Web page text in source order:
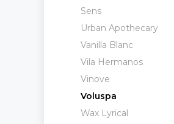
Sens
Urban Apothecary
Vanilla Blanc
Vila Hermanos
Vinove
Voluspa
Wax Lyrical